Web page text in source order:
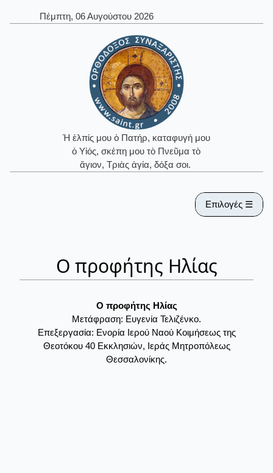
Πέμπτη, 06 Αυγούστου 2026
Ἡ ἐλπίς μου ὁ Πατήρ, καταφυγή μου
ὁ Υἱός, σκέπη μου τὸ Πνεῦμα τὸ
ἅγιον, Τριὰς ἁγία, δόξα σοι.
Επιλογές ☰
Ο προφήτης Ηλίας
Ο προφήτης Ηλίας
Μετάφραση: Ευγενία Τελιζένκο.
Επεξεργασία: Ενορία Ιερού Ναού Κοιμήσεως της
Θεοτόκου 40 Εκκλησιών, Ιεράς Μητροπόλεως
Θεσσαλονίκης.